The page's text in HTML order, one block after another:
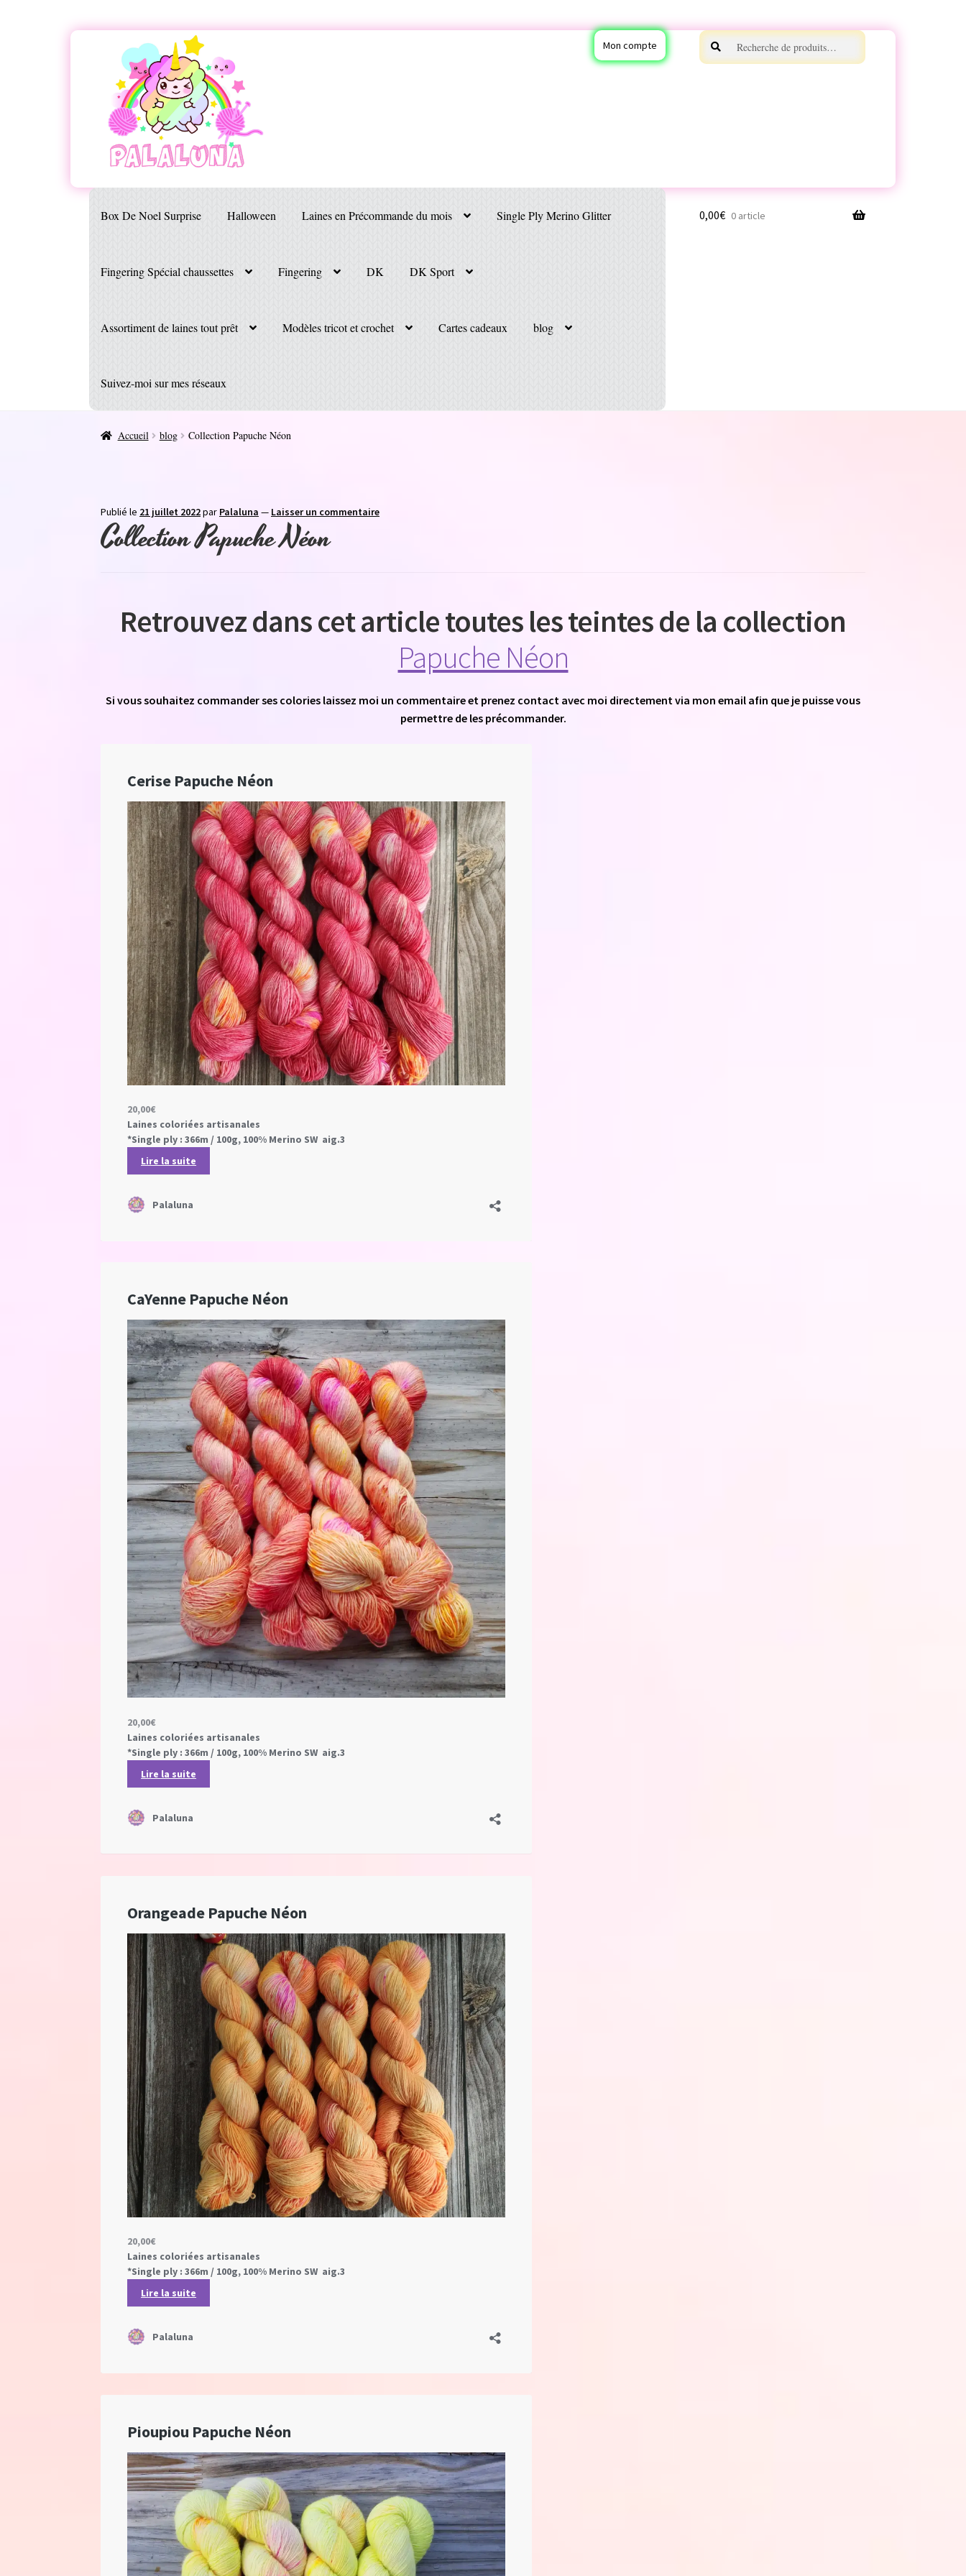
navigation
contenu
Mon compte
Recherche
pour :
Recherche
Box De Noel Surprise Halloween Laines en Précommande du mois Single Ply Merino Glitter
Fingering Spécial chaussettes Fingering DK DK Sport
Assortiment de laines tout prêt Modèles tricot et crochet Cartes cadeaux blog
Suivez-moi sur mes réseaux
0,00€ 0 article
Accueil blog Collection Papuche Néon
Publié le 21 juillet 2022par Palaluna — Laisser un commentaire
Collection Papuche Néon
Retrouvez dans cet article toutes les teintes de la collection
Papuche Néon
Si vous souhaitez commander ses colories laissez moi un commentaire et prenez contact avec moi directement via mon email afin que je puisse vous
permettre de les précommander.